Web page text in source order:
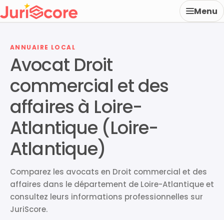
Menu
ANNUAIRE LOCAL
Avocat Droit
commercial et des
affaires à Loire-
Atlantique (Loire-
Atlantique)
Comparez les avocats en Droit commercial et des
affaires dans le département de Loire-Atlantique et
consultez leurs informations professionnelles sur
JuriScore.